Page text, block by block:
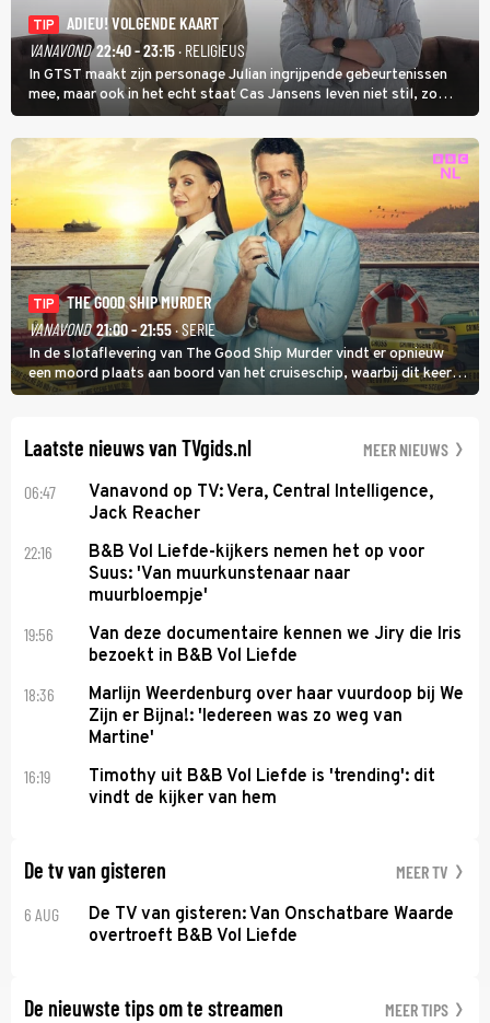
TIP
ADIEU! VOLGENDE KAART
VANAVOND 22:40 - 23:15· RELIGIEUS
In GTST maakt zijn personage Julian ingrijpende gebeurtenissen
mee, maar ook in het echt staat Cas Jansens leven niet stil, zo
vertelt hij in Adieu! Volgende Kaart.
TIP
THE GOOD SHIP MURDER
VANAVOND 21:00 - 21:55· SERIE
In de slotaflevering van The Good Ship Murder vindt er opnieuw
een moord plaats aan boord van het cruiseschip, waarbij dit keer
een bemanningslid het slachtoffer is en kapitein Marlowe de dader
Laatste nieuws van TVgids.nl MEER NIEUWS
06:47
Vanavond op TV: Vera, Central Intelligence,
Jack Reacher
22:16
B&B Vol Liefde-kijkers nemen het op voor
Suus: 'Van muurkunstenaar naar
muurbloempje'
19:56
Van deze documentaire kennen we Jiry die Iris
bezoekt in B&B Vol Liefde
18:36
Marlijn Weerdenburg over haar vuurdoop bij We
Zijn er Bijna!: 'Iedereen was zo weg van
Martine'
16:19
Timothy uit B&B Vol Liefde is 'trending': dit
vindt de kijker van hem
De tv van gisteren MEER TV
6 AUG
De TV van gisteren: Van Onschatbare Waarde
overtroeft B&B Vol Liefde
De nieuwste tips om te streamen MEER TIPS